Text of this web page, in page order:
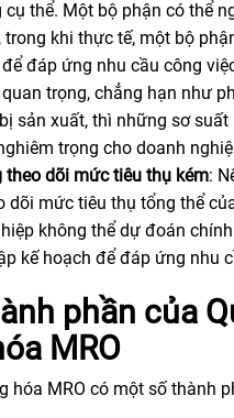
cụ thể. Một bộ phận có thể
trong khi thực tế, một bộ
đáp ứng nhu cầu công
trọng, chẳng hạn như
sản xuất, thì những sơ suất
trọng cho doanh
theo dõi mức tiêu thụ kém:
dõi mức tiêu thụ tổng thể
không thể dự đoán
kế hoạch để đáp ứng nhu
phần của
MRO
hóa MRO có một số thành